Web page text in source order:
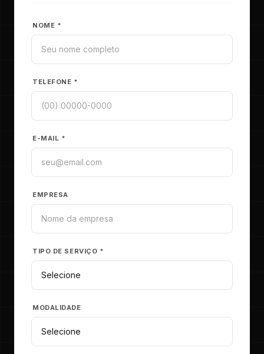
NOME *
TELEFONE *
E-MAIL *
EMPRESA
TIPO DE SERVIÇO *
MODALIDADE